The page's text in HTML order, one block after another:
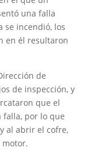
una falla
se incendió, los
en él resultaron
de
de inspección, y
que el
falla, por lo que
al abrir el cofre,
motor.